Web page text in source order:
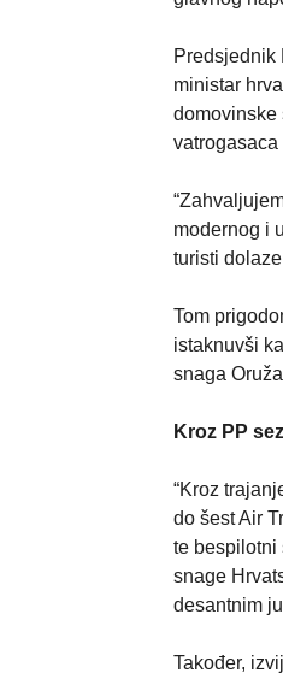
Predsjednik
ministar
domovinske
modernog i
turisti
Tom
istaknuvši
snaga
Kroz PP
“Kroz
do šest Air
te bespilotni
snage
desantnim
Također,